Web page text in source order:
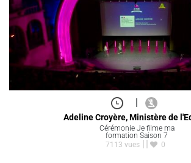
|
Adeline Croyère, Ministère de
Cérémonie Je filme ma
formation Saison 7
7113 vues
0